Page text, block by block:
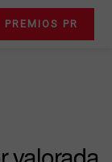
PREMIOS PR